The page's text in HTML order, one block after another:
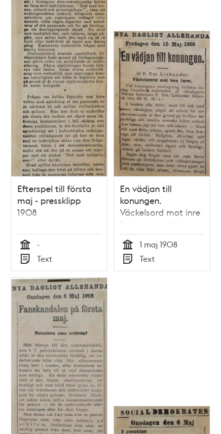
Efterspel till första
maj - pressklipp
1908
Tid
-
Typ
Text
En vädjan till
konungen.
Väckelsord mot inre
faror - pressklipp
1908
Tid
1 maj 1908
Typ
Text